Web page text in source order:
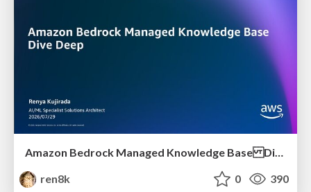
Amazon Bedrock Managed Knowledge Base Dive Deep
ren8k
0 390